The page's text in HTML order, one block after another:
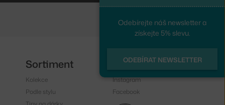
Odebírejte náš newsletter a
získejte 5% slevu.
ODEBÍRAT NEWSLETTER
Sortiment
Kolekce
Podle stylu
Sledujte nás
Instagram
Facebook